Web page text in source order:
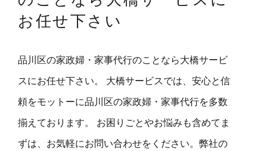
お任せ下さい
品川区の家政婦・家事代行のことなら大橋サービ
スにお任せ下さい。 大橋サービスでは、安心と信
頼をモットーに品川区の家政婦・家事代行を多数
揃えております。 お困りごとやお悩みも含めてま
ずは、お気軽にお問い合わせをください。弊社の